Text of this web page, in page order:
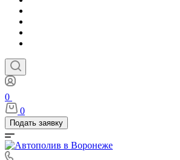
0
0
Подать заявку